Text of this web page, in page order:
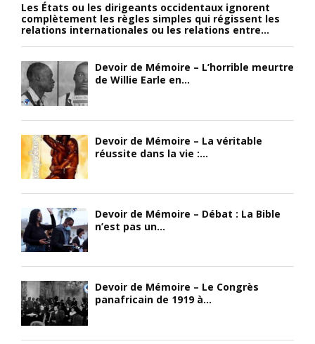
Les États ou les dirigeants occidentaux ignorent
complètement les règles simples qui régissent les
relations internationales ou les relations entre...
Devoir de Mémoire – L’horrible meurtre
de Willie Earle en...
Devoir de Mémoire – La véritable
réussite dans la vie :...
Devoir de Mémoire – Débat : La Bible
n’est pas un...
Devoir de Mémoire – Le Congrès
panafricain de 1919 à...